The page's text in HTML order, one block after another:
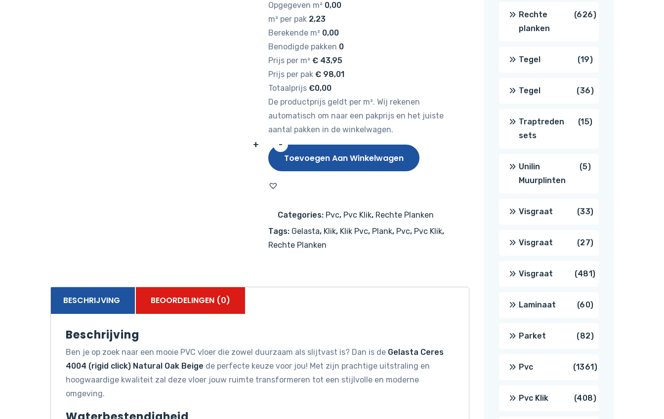
Opgegeven m² 0,00
m² per pak 2,23
Berekende m² 0,00
Benodigde pakken 0
Prijs per m² €43,95
Prijs per pak €98,01
Totaalprijs €0,00
De productprijs geldt per m². Wij rekenen
automatisch om naar een pakprijs en het juiste
aantal pakken in de winkelwagen.
-
Gelasta
Ceres
(rigid
Natural
Oak
Beige
+
Toevoegen Aan Winkelwagen
Categories: Pvc, Pvc Klik, Rechte Planken
Tags: Gelasta, Klik, Klik Pvc, Plank, Pvc, Pvc Klik,
Rechte Planken
BESCHRIJVING BEOORDELINGEN (0)
Beschrijving
Ben je op zoek naar een mooie PVC vloer die zowel duurzaam als slijtvast is? Dan is de Gelasta Ceres
4004 (rigid click) Natural Oak Beige de perfecte keuze voor jou! Met zijn prachtige uitstraling en
hoogwaardige kwaliteit zal deze vloer jouw ruimte transformeren tot een stijlvolle en moderne
omgeving.
Rechte
planken
626626
Tegel 1919
producten
Tegel 3636
producten
Traptreden
sets
1515
Unilin
Muurplinten
55
Visgraat 3333
producten
Visgraat 2727
producten
Visgraat 481481
Laminaat 6060
producten
Parket 8282
producten
Pvc 13611361
producten
Pvc Klik 408408